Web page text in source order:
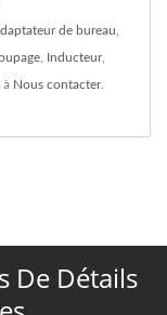
de bureau
Inducteur,
à Nous contacter.
De Détails